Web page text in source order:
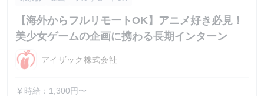
【海外からフルリモートOK】アニメ好き必見！
美少女ゲームの企画に携わる長期インターン
アイザック株式会社
currency_yen 時給：1,300円〜